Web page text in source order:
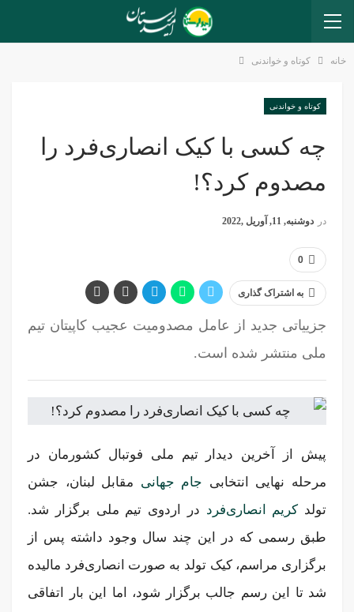
خانه کوتاه و خواندنی
کوتاه و خواندنی
چه کسی با کیک انصاری‌فرد را
مصدوم کرد؟!
در دوشنبه, 11, آوریل ,2022
0
به اشتراک گذاری
جزییاتی جدید از عامل مصدومیت عجیب کاپیتان تیم
ملی منتشر شده است.
پیش از آخرین دیدار تیم ملی فوتبال کشورمان در
مرحله نهایی انتخابی جام جهانی مقابل لبنان، جشن
تولد کریم انصاری‌فرد در اردوی تیم ملی برگزار شد.
طبق رسمی که در این چند سال وجود داشته پس از
برگزاری مراسم، کیک تولد به صورت انصاری‌فرد مالیده
شد تا این رسم جالب برگزار شود، اما این بار اتفاقی